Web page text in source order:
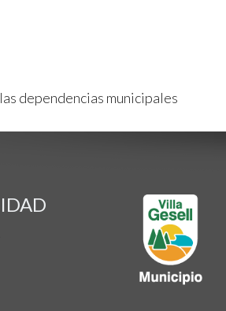
dependencias municipales